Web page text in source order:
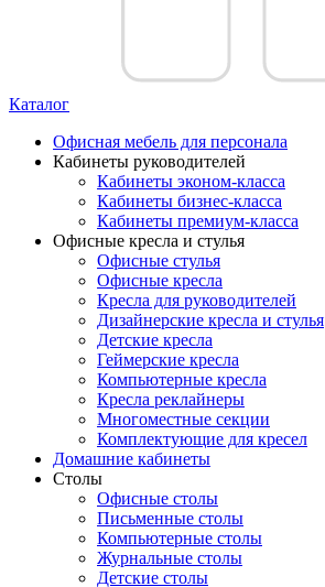
Каталог
Офисная мебель для персонала
Кабинеты руководителей
Кабинеты эконом-класса
Кабинеты бизнес-класса
Кабинеты премиум-класса
Офисные кресла и стулья
Офисные стулья
Офисные кресла
Кресла для руководителей
Дизайнерские кресла и стулья
Детские кресла
Геймерские кресла
Компьютерные кресла
Кресла реклайнеры
Многоместные секции
Комплектующие для кресел
Домашние кабинеты
Столы
Офисные столы
Письменные столы
Компьютерные столы
Журнальные столы
Детские столы